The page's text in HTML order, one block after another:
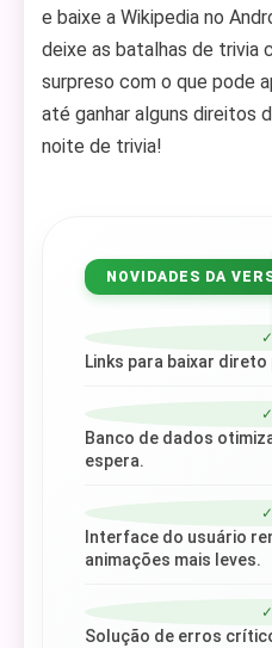
e baixe a Wikipedia no
deixe as batalhas de trivia
surpreso com o que pode
até ganhar alguns direitos
noite de trivia!
NOVIDADES DA
✓
Links para baixar
✓
Banco de dados
espera.
✓
Interface do usuário
animações mais leves.
✓
Solução de erros